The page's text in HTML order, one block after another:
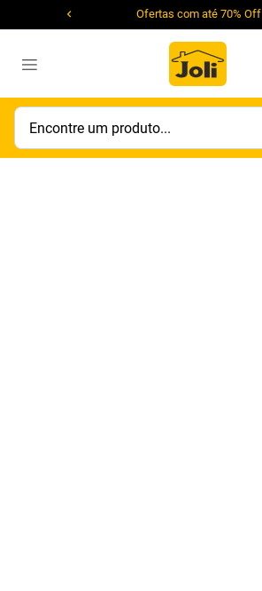
Ofertas com até 70% Off
Encontre um produto...